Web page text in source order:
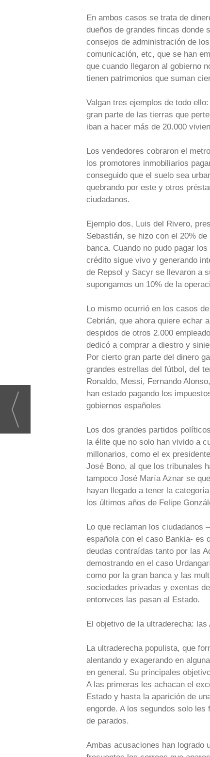
En ambos casos se trata de
dueños de grandes fincas donde
consejos de administración de
comunicación, etc, que se han
que cuando llegaron al gobierno
tienen patrimonios que suman
Valgan tres ejemplos de todo
gran parte de las tierras que
iban a hacer más de 20.000
Los vendedores cobraron el
los promotores inmobiliarios
conseguido que el suelo sea
quebrando por este y otros
ciudadanos.
Ejemplo dos, Luis del Rivero,
Sebastián, se hizo con el 20%
banca. Cuando no pudo pagar
crédito sigue vivo y generando
de Repsol y Sacyr se llevaron a
supongamos un 10% de la
Lo mismo ocurrió en los casos
Cebrián, que ahora quiere echar
despidos de otros 2.000
dedicó a comprar a diestro y
Por cierto gran parte del dinero
grandes estrellas del fútbol, del
Ronaldo, Messi, Fernando
han estado pagando los
gobiernos españoles
Los dos grandes partidos
la élite que no solo han vivido a
millonarios, como el ex
José Bono, al que los tribunales
tampoco José María Aznar se
hayan llegado a tener la
los últimos años de Felipe
Lo que reclaman los ciudadanos
española con el caso Bankia- es
deudas contraídas tanto por las
demostrando en el caso
como por la gran banca y las
sociedades privadas y exentas
entonvces las pasan al Estado.
El objetivo de la ultraderecha:
La ultraderecha populista, que
alentando y exagerando en
en general. Su principales
A las primeras les achacan el
Estado y hasta la aparición de
engorde. A los segundos solo
de parados.
Ambas acusaciones han logrado